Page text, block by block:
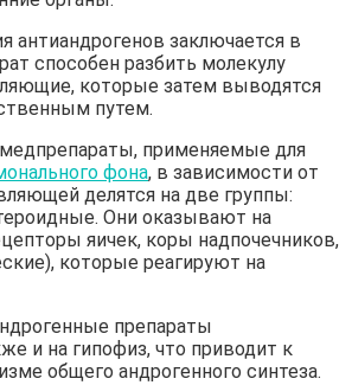
антиандрогенов заключается в
способен разбить молекулу
которые затем выводятся
путем.
применяемые для
фона, в зависимости от
делятся на две группы:
Они оказывают на
яичек, коры надпочечников,
которые реагируют на
препараты
и на гипофиз, что приводит к
общего андрогенного синтеза.